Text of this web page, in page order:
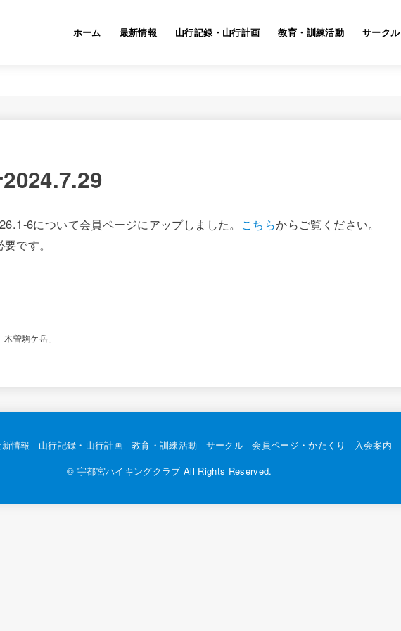
ホーム 最新情報 山行記録・山行計画 教育・訓練活動 サークル
6について会員ページにアップしました。 こちらからご覧ください。
です。
曽駒ケ岳」
情報 山行記録・山行計画 教育・訓練活動 サークル 会員ページ・かたくり
入会案内
©宇都宮ハイキングクラブ All Rights Reserved.